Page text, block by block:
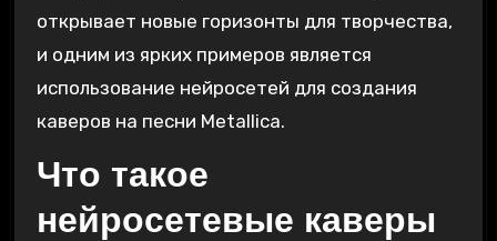
открывает новые горизонты для творчества‚
и одним из ярких примеров является
использование нейросетей для создания
каверов на песни Metallica.
Что такое
нейросетевые каверы